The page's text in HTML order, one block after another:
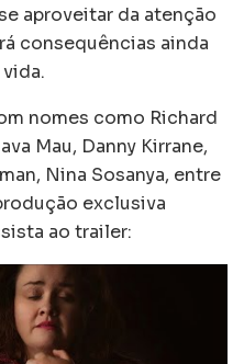
aproveitar da atenção
consequências ainda
nomes como Richard
Mau, Danny Kirrane,
Nina Sosanya, entre
exclusiva
ao trailer: